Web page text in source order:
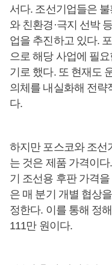
서다. 조선기업들은
와 친환경·극지 선박
업을 추진하고 있다.
으로 해당 사업에 필
기로 했다. 또 현재도
의체를 내실화해 전략
다.
하지만 포스코와 조선
는 것은 제품 가격이
기 조선용 후판 가격
은 매 분기 개별 협상
정한다. 이를 통해 정
111만 원이다.